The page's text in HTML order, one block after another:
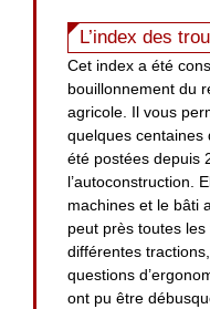
L’index des
Cet index a été
bouillonnement du
agricole. Il vous
quelques centaines
été postées depuis
l’autoconstruction.
machines et le bâti
peut près toutes
différentes
questions
ont pu être